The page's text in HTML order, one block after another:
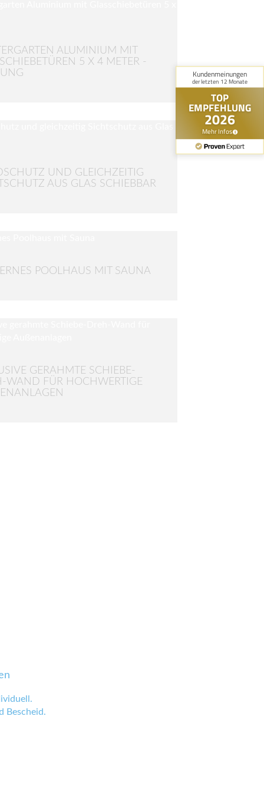
ALUMINIUM MIT
5 X 4 METER -
UND GLEICHZEITIG
AUS GLAS SCHIEBBAR
POOLHAUS MIT SAUNA
GERAHMTE SCHIEBE-
WAND FÜR HOCHWERTIGE
Bescheid.